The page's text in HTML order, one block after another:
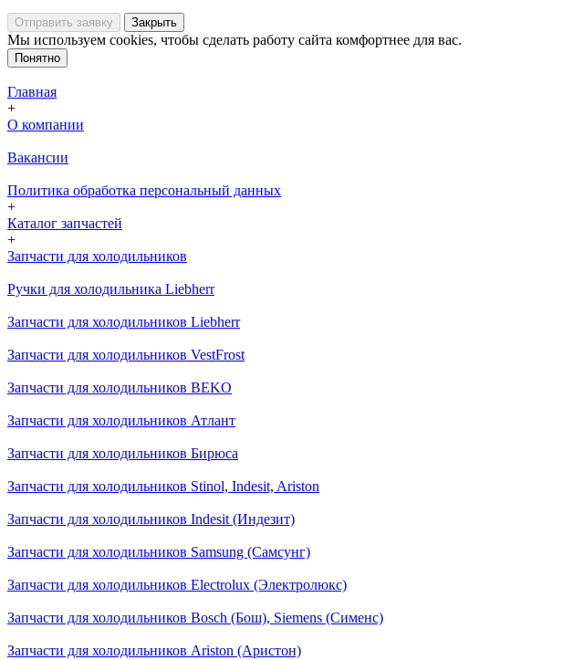
Отправить заявку Закрыть
Мы используем cookies, чтобы сделать работу сайта комфортнее для вас.
Понятно
Главная
+
О компании
Вакансии
Политика обработка персональный данных
+
Каталог запчастей
+
Запчасти для холодильников
Ручки для холодильника Liebherr
Запчасти для холодильников Liebherr
Запчасти для холодильников VestFrost
Запчасти для холодильников BEKO
Запчасти для холодильников Атлант
Запчасти для холодильников Бирюса
Запчасти для холодильников Stinol, Indesit, Ariston
Запчасти для холодильников Indesit (Индезит)
Запчасти для холодильников Samsung (Самсунг)
Запчасти для холодильников Electrolux (Электролюкс)
Запчасти для холодильников Bosch (Бош), Siemens (Сименс)
Запчасти для холодильников Ariston (Аристон)